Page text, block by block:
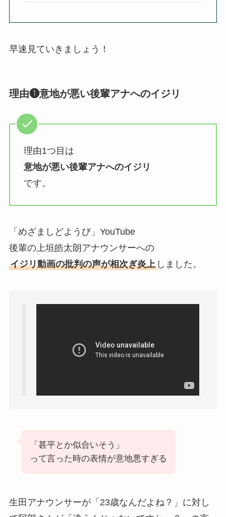
早速見ていきましょう！
理由❶意地が悪い後輩アナへのイジリ
理由1つ目は
意地が悪い後輩アナへのイジリ
です。
「めざましどようび」YouTube
後輩の上垣皓太朗アナウンサーへの
イジリ動画の批判の声が相次ぎ炎上しました。
「甚平とか似合いそう」
って言った時の表情が意地悪すぎる
生田アナウンサーが「23歳なんだよね？」に対し